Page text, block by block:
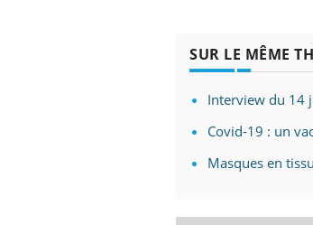
SUR LE MÊME
Interview du 14
Covid-19 : un
Masques en